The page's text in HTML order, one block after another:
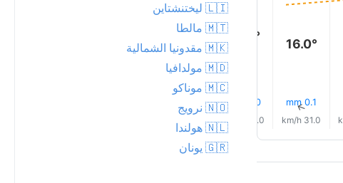
16.0°
0.1 mm
↑
31.0 km/h
16.0°
0.0 mm
23.0 km/h
↑
26.0 km/h
🇱🇮 ليختنشتاين
🇲🇹 مالطا
🇲🇰 مقدونيا الشمالية
🇲🇩 مولدافيا
🇲🇨 موناكو
🇳🇴 نرويج
🇳🇱 هولندا
🇬🇷 يونان